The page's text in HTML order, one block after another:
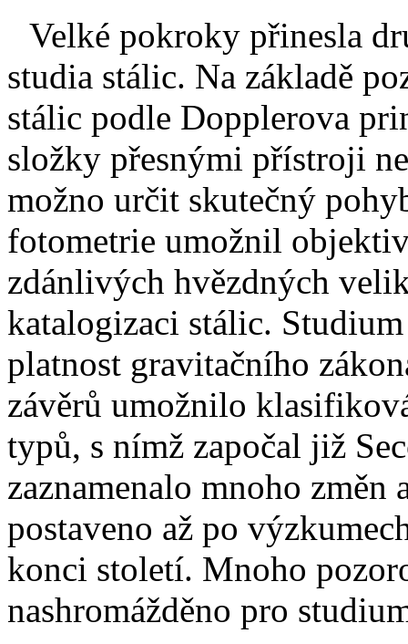
Velké pokroky přinesla
studia stálic. Na základě
stálic podle Dopplerova
složky přesnými přístroji
možno určit skutečný
fotometrie umožnil
zdánlivých hvězdných
katalogizaci stálic.
platnost gravitačního
závěrů umožnilo
typů, s nímž započal již
zaznamenalo mnoho
postaveno až po
konci století. Mnoho
nashromážděno pro